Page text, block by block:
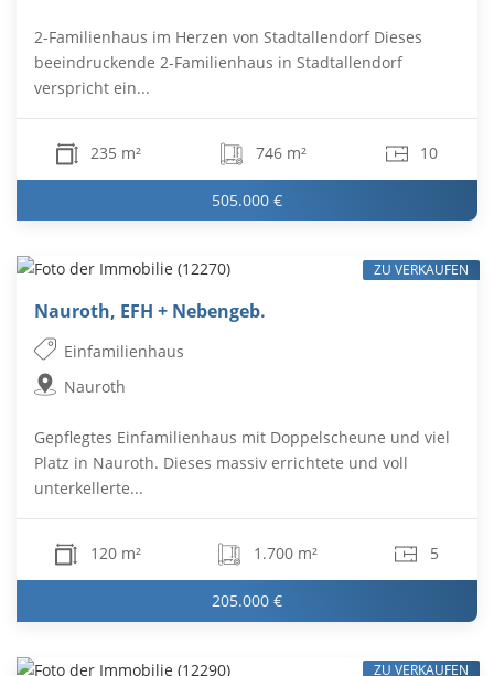
2-Familienhaus im Herzen von Stadtallendorf Dieses
beeindruckende 2-Familienhaus in Stadtallendorf
verspricht ein...
235 m² 746 m² 10
505.000 €
Nauroth, EFH + Nebengeb.
Einfamilienhaus
Nauroth
Gepflegtes Einfamilienhaus mit Doppelscheune und viel
Platz in Nauroth. Dieses massiv errichtete und voll
unterkellerte...
120 m² 1.700 m² 5
205.000 €
ZU VERKAUFEN
ZU VERKAUFEN